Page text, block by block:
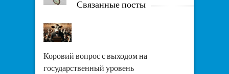
Связанные посты
Коровий вопрос с выходом на
государственный уровень